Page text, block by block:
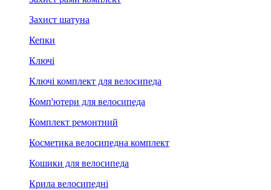
Захист шатуна
Кепки
Ключі
Ключі комплект для велосипеда
Комп'ютери для велосипеда
Комплект ремонтний
Косметика велосипедна комплект
Кошики для велосипеда
Крила велосипедні